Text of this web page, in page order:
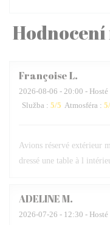
FrançoiseL
2026-08-06 - 20:00 - Hosté
Služba : 5/5 Atmosféra : 5
Avions réservé extérieur
dressé une table à l
ADELINEM
2026-07-26 - 12:30 - Hosté